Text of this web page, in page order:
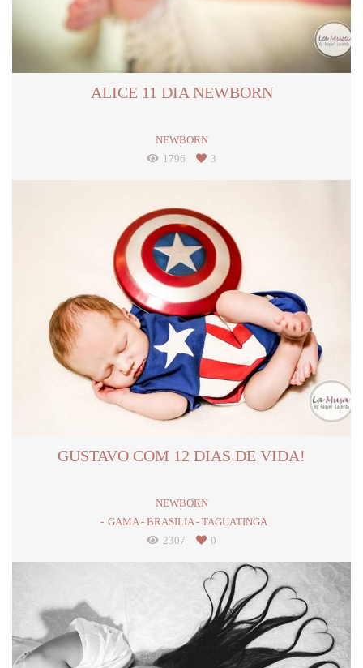
ALICE 11 DIA NEWBORN
NEWBORN
1796
3
GUSTAVO COM 12 DIAS DE VIDA!
NEWBORN
GAMA - BRASILIA - TAGUATINGA
2307
0